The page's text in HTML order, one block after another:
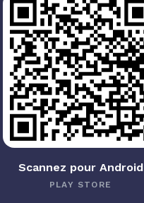
Scannez pour Android
PLAY STORE